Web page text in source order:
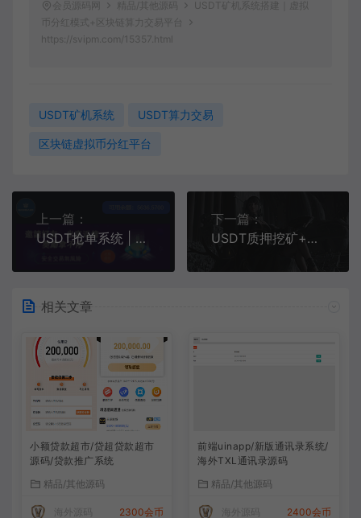
会员源码网 精品/其他源码
USDT矿机系统搭建｜虚拟
币分红模式+区块链算力交易平台
https://svipm.com/15357.html
USDT矿机系统 USDT算力交易
区块链虚拟币分红平台
上一篇：
USDT抢单系统 | USDT跑分平台 | USDT虚拟币支付接单系统
下一篇：
USDT质押挖矿+云矿机系统
相关文章
小额贷款超市/贷超贷款超市
源码/贷款推广系统
精品/其他源码
海外源码 2300会币
前端uinapp/新版通讯录系统/
海外TXL通讯录源码
精品/其他源码
海外源码 2400会币